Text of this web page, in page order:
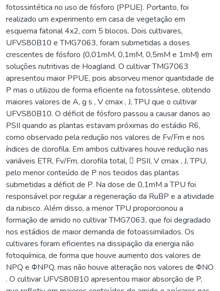
fotossintética no uso de fósforo (PPUE). Portanto, foi
realizado um experimento em casa de vegetação em
esquema fatorial 4x2, com 5 blocos. Dois cultivares,
UFVS80B10 e TMG7063, foram submetidas a doses
crescentes de fósforo (0,01mM, 0,1mM, 0,5mM e 1mM) em
soluções nutritivas de Hoagland. O cultivar TMG7063
apresentou maior PPUE, pois absorveu menor quantidade de
P mas o utilizou de forma eficiente na fotossíntese, obtendo
maiores valores de A, g s , V cmax , J, TPU que o cultivar
UFVS80B10. O déficit de fósforo passou a causar danos ao
PSII quando as plantas estavam próximas do estádio R6,
como observado pela redução nos valores de Fv/Fm e nos
índices de clorofila. Em ambos cultivares houve redução nas
variáveis ETR, Fv/Fm, clorofila total,  PSII, V cmax , J, TPU,
pelo menor conteúdo de P nos tecidos das plantas
submetidas a déficit de P. Na dose de 0,1mM a TPU foi
responsável por regular a regeneração da RuBP e a atividade
da rubisco. Além disso, a menor TPU proporcionou a
formação de amido no cultivar TMG7063, que foi degradado
nos estádios de maior demanda de fotoassimilados. Os
cultivares foram eficientes na dissipação da energia não
fotoquímica, de forma que houve aumento dos valores de
NPQ e ΦNPQ, mas não houve alteração nos valores de ΦNO
. O cultivar UFVS80B10 apresentou maior absorção de P,